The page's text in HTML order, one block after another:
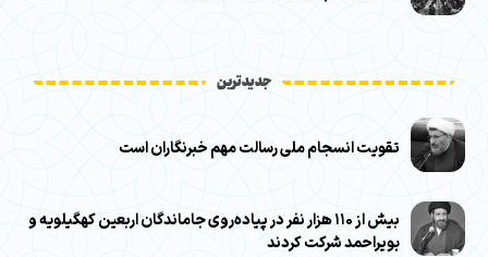
جدیدترین
تقویت انسجام ملی رسالت مهم خبرنگاران است
بیش از ۱۱۰ هزار نفر در پیاده‌روی جاماندگان اربعین کهگیلویه و
بویراحمد شرکت کردند